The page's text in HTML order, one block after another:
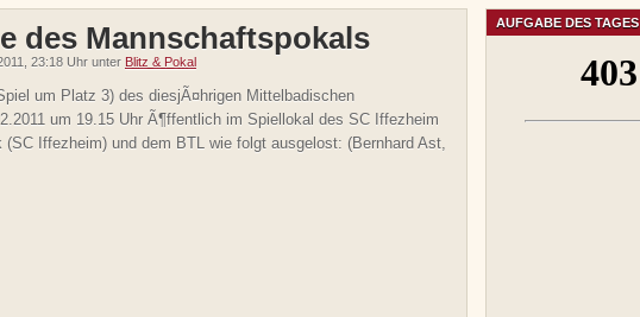
des Mannschaftspokals
23:18 Uhr unter Blitz & Pokal
um Platz 3) des diesjÃ¤hrigen Mittelbadischen
um 19.15 Uhr Ã¶ffentlich im Spiellokal des SC Iffezheim
Iffezheim) und dem BTL wie folgt ausgelost: (Bernhard Ast,
AUFGABE DES TAGES